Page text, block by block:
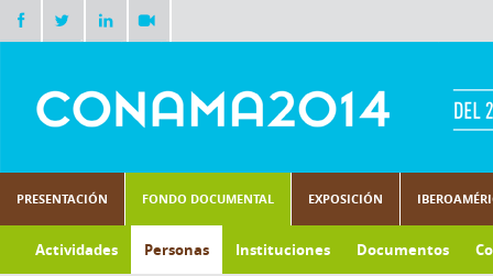
PRESENTACIÓN FONDO DOCUMENTAL EXPOSICIÓN
Actividades Personas Instituciones Documentos